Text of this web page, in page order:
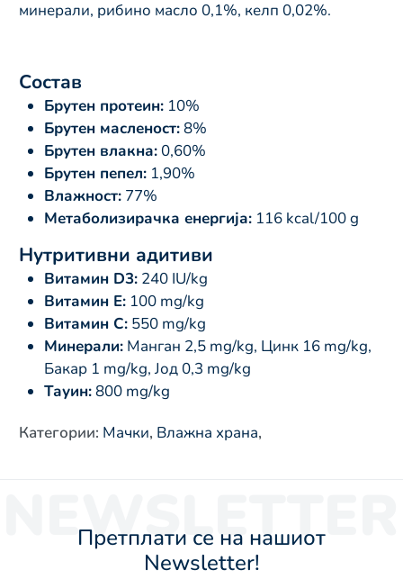
минерали, рибино масло 0,1%, келп 0,02%.
Состав
Брутен протеин: 10%
Брутен масленост:8%
Брутен влакна: 0,60%
Брутен пепел: 1,90%
Влажност: 77%
Метаболизирачка енергија: 116 kcal/100 g
Нутритивни адитиви
Витамин D3: 240 IU/kg
Витамин E: 100 mg/kg
Витамин C: 550 mg/kg
Минерали: Манган 2,5 mg/kg, Цинк 16 mg/kg,
Бакар 1 mg/kg, Јод 0,3 mg/kg
Тауин:800 mg/kg
Категории: Мачки, Влажна храна,
NEWSLETTER
Претплати се на нашиот
Newsletter!